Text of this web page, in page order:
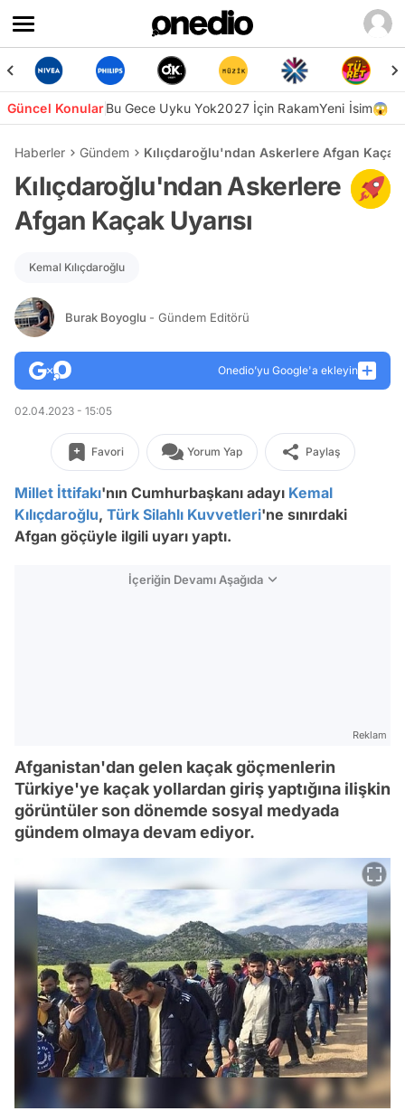
Güncel KonularBu Gece Uyku Yok2027 İçin RakamYeni İsim😱
Haberler Gündem Kılıçdaroğlu'ndan Askerlere Afgan Kaçak
Kılıçdaroğlu'ndan Askerlere
Afgan Kaçak Uyarısı
Kemal Kılıçdaroğlu
Burak Boyoglu - Gündem Editörü
Onedio’yu Google'a ekleyin
02.04.2023 - 15:05
Favori Yorum Yap Paylaş
Millet İttifakı'nın Cumhurbaşkanı adayı Kemal
Kılıçdaroğlu, Türk Silahlı Kuvvetleri'ne sınırdaki
Afgan göçüyle ilgili uyarı yaptı.
İçeriğin Devamı Aşağıda
Reklam
Afganistan'dan gelen kaçak göçmenlerin
Türkiye'ye kaçak yollardan giriş yaptığına ilişkin
görüntüler son dönemde sosyal medyada
gündem olmaya devam ediyor.